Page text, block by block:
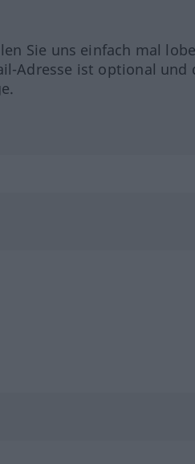
Sie uns einfach mal
Adresse ist optional und